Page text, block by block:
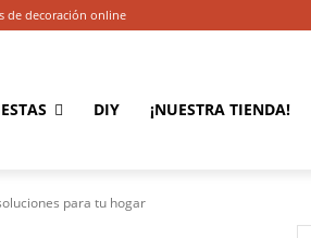
de decoración online
DIY ¡NUESTRA TIENDA!
para tu hogar